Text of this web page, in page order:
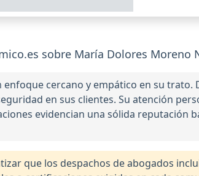
sobre María Dolores Moreno
cercano y empático en su
en sus clientes. Su atención
evidencian una sólida
que los despachos de abogados